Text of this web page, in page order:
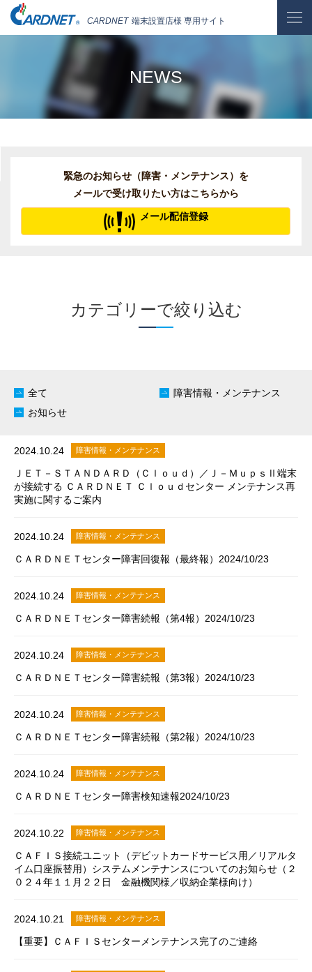
CARDNET 端末設置店様 専用サイト
NEWS
緊急のお知らせ（障害・メンテナンス）を
メールで受け取りたい方はこちらから
メール配信登録
カテゴリーで絞り込む
全て
障害情報・メンテナンス
お知らせ
2024.10.24 障害情報・メンテナンス
ＪＥＴ－ＳＴＡＮＤＡＲＤ（Ｃｌｏｕｄ）／Ｊ－ＭｕｐｓⅡ端末
が接続する ＣＡＲＤＮＥＴ Ｃｌｏｕｄセンター メンテナンス再
実施に関するご案内
2024.10.24 障害情報・メンテナンス
ＣＡＲＤＮＥＴセンター障害回復報（最終報）2024/10/23
2024.10.24 障害情報・メンテナンス
ＣＡＲＤＮＥＴセンター障害続報（第4報）2024/10/23
2024.10.24 障害情報・メンテナンス
ＣＡＲＤＮＥＴセンター障害続報（第3報）2024/10/23
2024.10.24 障害情報・メンテナンス
ＣＡＲＤＮＥＴセンター障害続報（第2報）2024/10/23
2024.10.24 障害情報・メンテナンス
ＣＡＲＤＮＥＴセンター障害検知速報2024/10/23
2024.10.22 障害情報・メンテナンス
ＣＡＦＩＳ接続ユニット（デビットカードサービス用／リアルタ
イム口座振替用）システムメンテナンスについてのお知らせ（２
０２４年１１月２２日 金融機関様／収納企業様向け）
2024.10.21 障害情報・メンテナンス
【重要】ＣＡＦＩＳセンターメンテナンス完了のご連絡